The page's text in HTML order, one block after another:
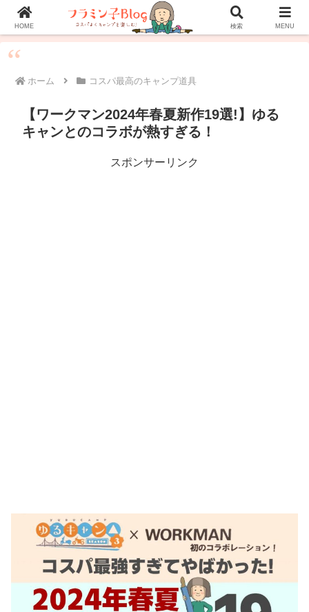
プロフィール お問い合わせ
ホーム コスパ最高のキャンプ道具
【ワークマン2024年春夏新作19選!】ゆる
キャンとのコラボが熱すぎる！
スポンサーリンク
HOME 検索 MENU